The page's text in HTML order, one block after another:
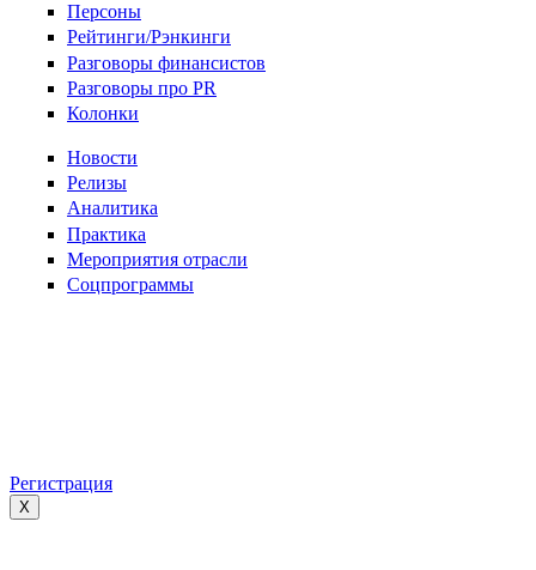
Персоны
Рейтинги/Рэнкинги
Разговоры финансистов
Разговоры про PR
Колонки
Новости
Релизы
Аналитика
Практика
Мероприятия отрасли
Соцпрограммы
Регистрация
X